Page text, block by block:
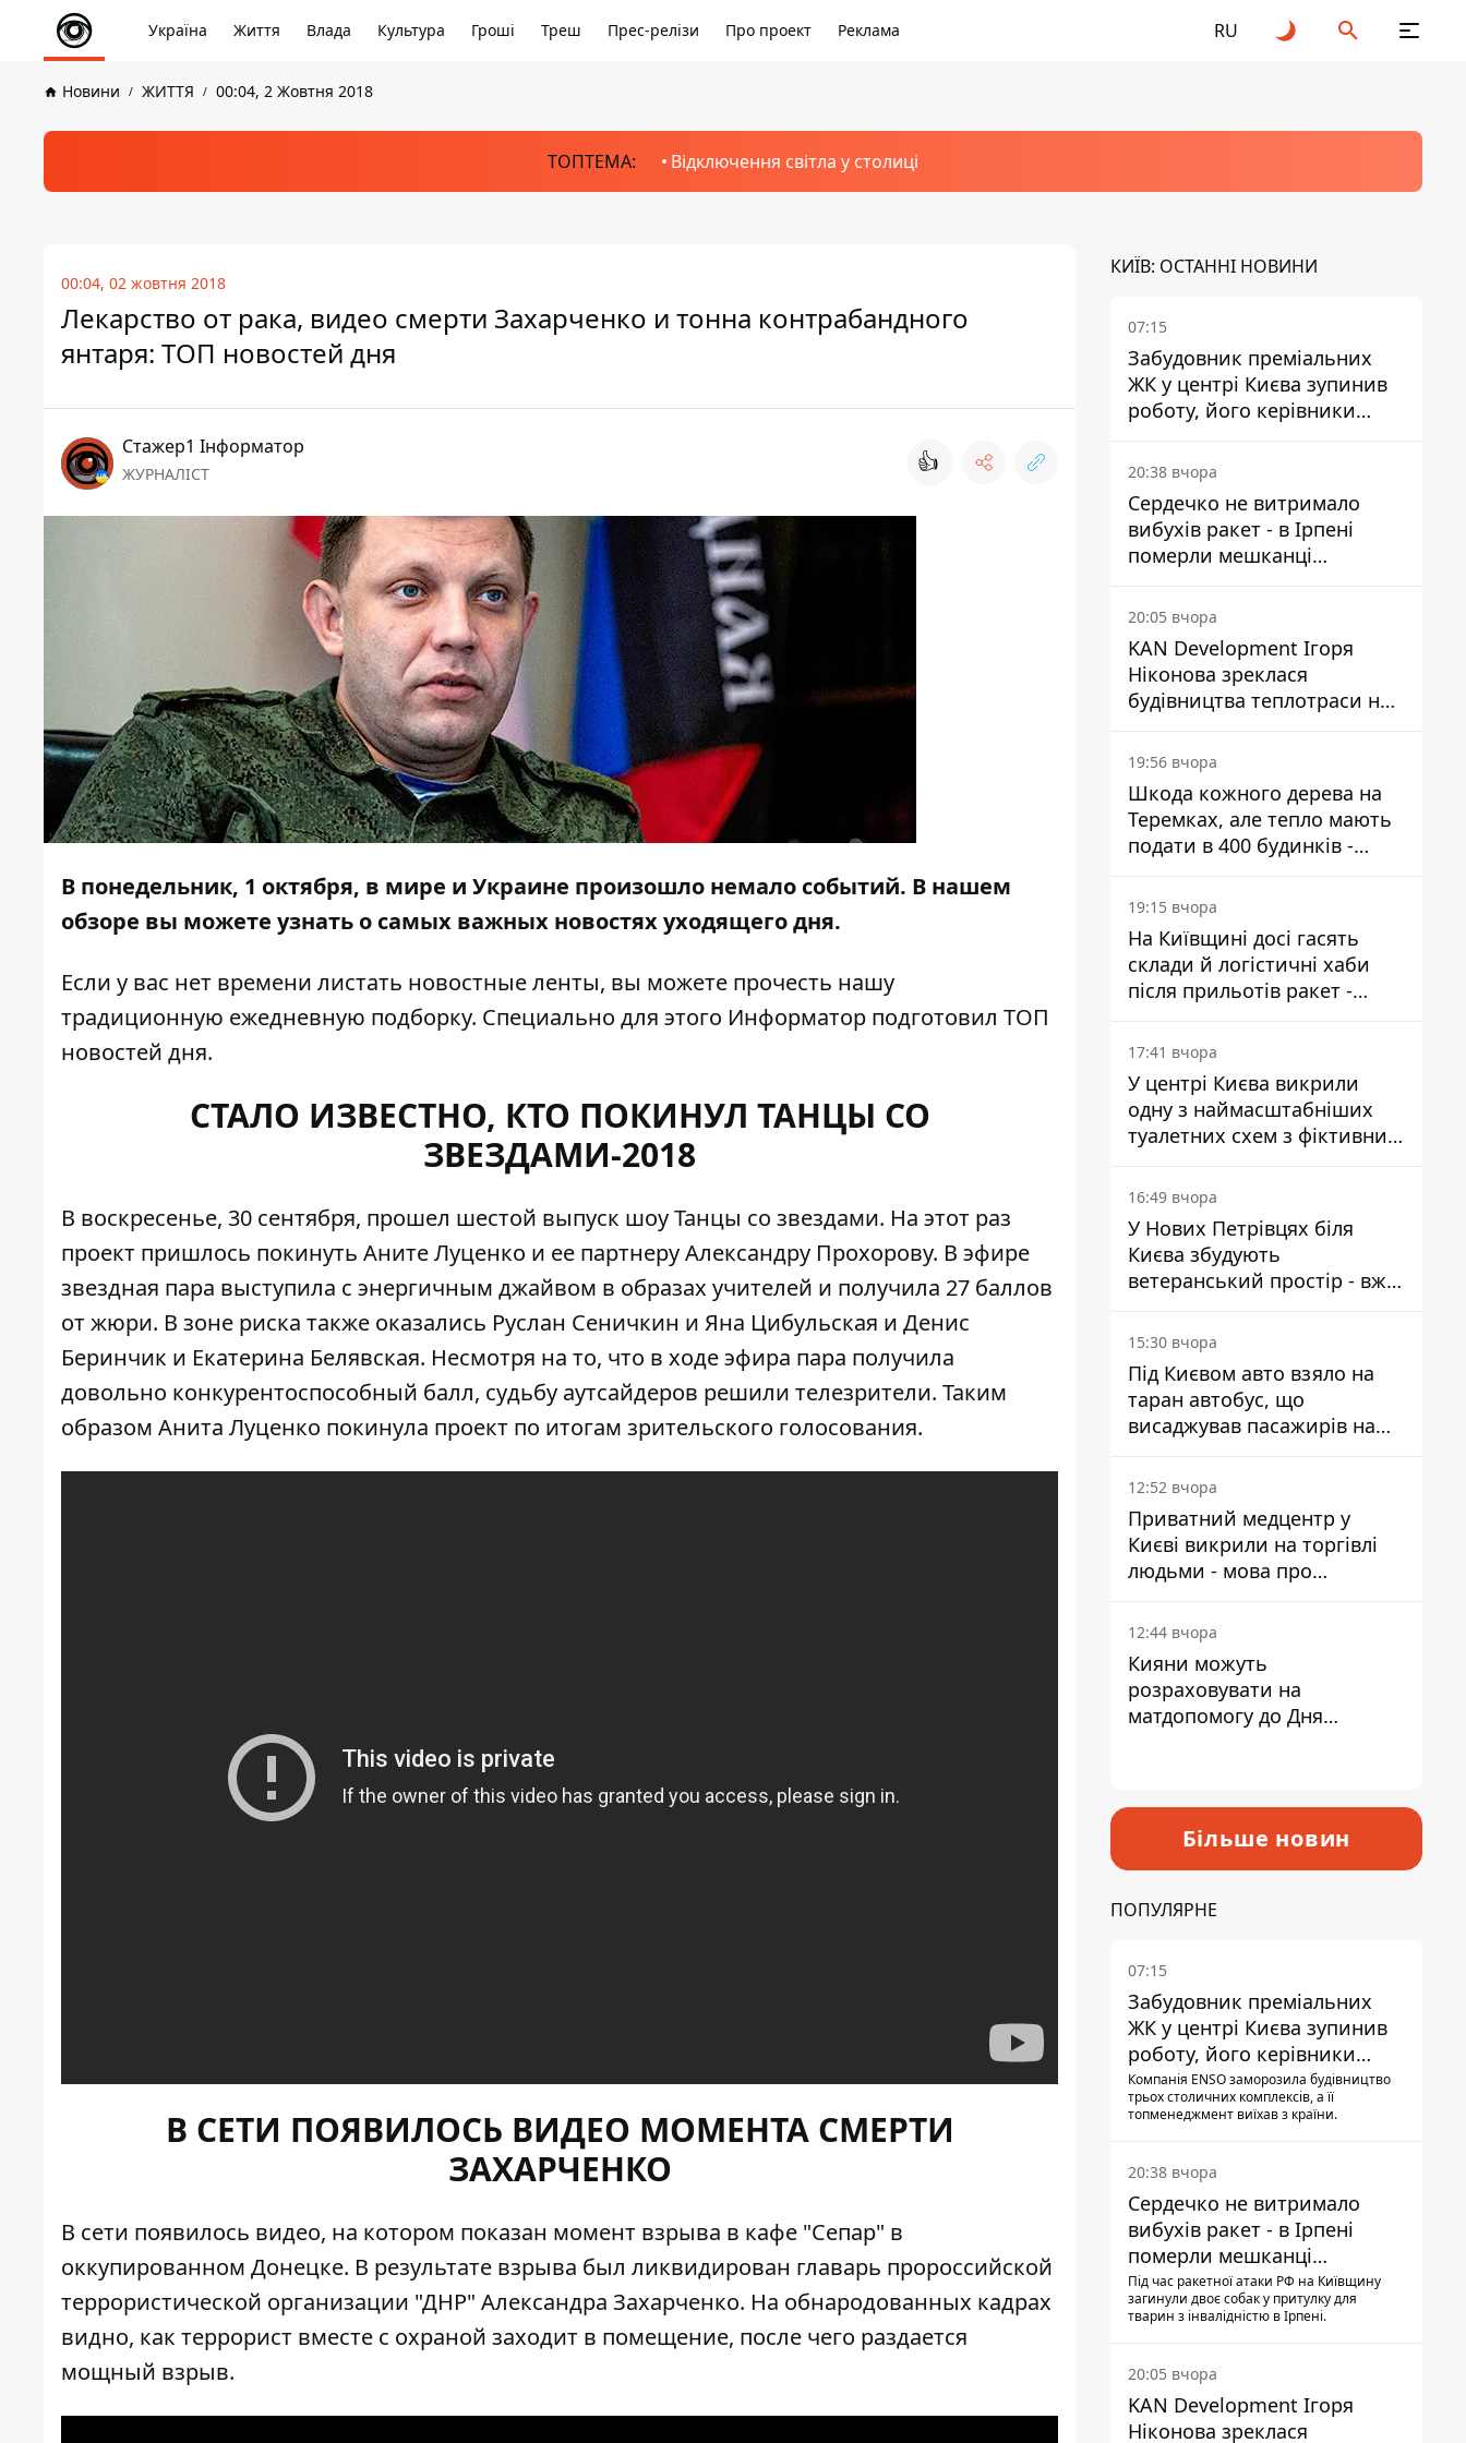
Україна Життя Влада Культура Гроші Треш Прес-релізи Про проект Реклама RU
Новини ЖИТТЯ 00:04, 2 Жовтня 2018
ТОПТЕМА: Відключення світла у столиці
00:04, 02 жовтня 2018
Лекарство от рака, видео смерти Захарченко и тонна контрабандного
янтаря: ТОП новостей дня
Стажер1 Інформатор
ЖУРНАЛІСТ 👍
В понедельник, 1 октября, в мире и Украине произошло немало событий. В нашем
обзоре вы можете узнать о самых важных новостях уходящего дня.
Если у вас нет времени листать новостные ленты, вы можете прочесть нашу
традиционную ежедневную подборку. Специально для этого Информатор подготовил ТОП
новостей дня.
СТАЛО ИЗВЕСТНО, КТО ПОКИНУЛ ТАНЦЫ СО
ЗВЕЗДАМИ-2018
В воскресенье, 30 сентября, прошел шестой выпуск шоу Танцы со звездами. На этот раз
проект пришлось покинуть Аните Луценко и ее партнеру Александру Прохорову. В эфире
звездная пара выступила с энергичным джайвом в образах учителей и получила 27 баллов
от жюри. В зоне риска также оказались Руслан Сеничкин и Яна Цибульская и Денис
Беринчик и Екатерина Белявская. Несмотря на то, что в ходе эфира пара получила
довольно конкурентоспособный балл, судьбу аутсайдеров решили телезрители. Таким
образом Анита Луценко покинула проект по итогам зрительского голосования.
В СЕТИ ПОЯВИЛОСЬ ВИДЕО МОМЕНТА СМЕРТИ
ЗАХАРЧЕНКО
В сети появилось видео, на котором показан момент взрыва в кафе "Сепар" в
оккупированном Донецке. В результате взрыва был ликвидирован главарь пророссийской
террористической организации "ДНР" Александра Захарченко. На обнародованных кадрах
видно, как террорист вместе с охраной заходит в помещение, после чего раздается
мощный взрыв.
КИЇВ: ОСТАННІ НОВИНИ
07:15
Забудовник преміальних
ЖК у центрі Києва зупинив
роботу, його керівники
втекли з України - Bihus.info
20:38 вчора
Сердечко не витримало
вибухів ракет - в Ірпені
померли мешканці
притулку для собак з
інвалідністю
20:05 вчора
KAN Development Ігоря
Ніконова зреклася
будівництва теплотраси на
Теремках
19:56 вчора
Шкода кожного дерева на
Теремках, але тепло мають
подати в 400 будинків -
депутатка Київради
19:15 вчора
На Київщині досі гасять
склади й логістичні хаби
після прильотів ракет -
ДСНС
17:41 вчора
У центрі Києва викрили
одну з наймасштабніших
туалетних схем з фіктивним
будинком
16:49 вчора
У Нових Петрівцях біля
Києва збудують
ветеранський простір - вже
знайшли проєктанта
15:30 вчора
Під Києвом авто взяло на
таран автобус, що
висаджував пасажирів на
зупинці - пасажирка в
лікарні
12:52 вчора
Приватний медцентр у
Києві викрили на торгівлі
людьми - мова про
сурогатне материнство
12:44 вчора
Кияни можуть
розраховувати на
матдопомогу до Дня
Більше новин
ПОПУЛЯРНЕ
07:15
Забудовник преміальних
ЖК у центрі Києва зупинив
роботу, його керівники
втекли з України - Bihus.info
Компанія ENSO заморозила будівництво
трьох столичних комплексів, а її
топменеджмент виїхав з країни.
20:38 вчора
Сердечко не витримало
вибухів ракет - в Ірпені
померли мешканці
притулку для собак з
інвалідністю
Під час ракетної атаки РФ на Київщину
загинули двоє собак у притулку для
тварин з інвалідністю в Ірпені.
20:05 вчора
KAN Development Ігоря
Ніконова зреклася